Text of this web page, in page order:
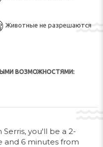
Животные не разрешаются
ВОЗМОЖНОСТЯМИ:
you'll be a 2-
and 6 minutes from